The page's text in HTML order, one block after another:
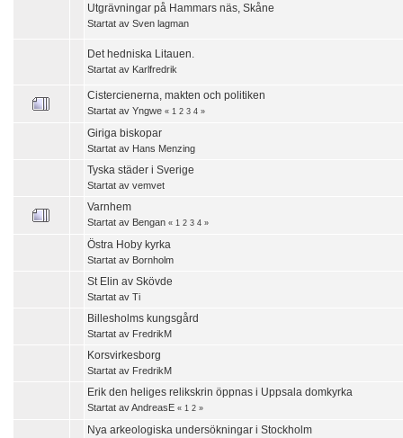
Utgrävningar på Hammars näs, Skåne
Startat av Sven lagman
Det hedniska Litauen.
Startat av Karlfredrik
Cistercienerna, makten och politiken
Startat av Yngwe « 1 2 3 4 »
Giriga biskopar
Startat av Hans Menzing
Tyska städer i Sverige
Startat av vemvet
Varnhem
Startat av Bengan « 1 2 3 4 »
Östra Hoby kyrka
Startat av Bornholm
St Elin av Skövde
Startat av Ti
Billesholms kungsgård
Startat av FredrikM
Korsvirkesborg
Startat av FredrikM
Erik den heliges relikskrin öppnas i Uppsala domkyrka
Startat avAndreasE « 1 2 »
Nya arkeologiska undersökningar i Stockholm